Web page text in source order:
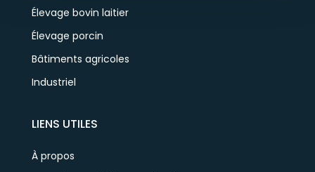
Élevage bovin laitier
Élevage porcin
Bâtiments agricoles
Industriel
LIENS UTILES
À propos